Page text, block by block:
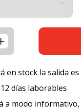
en stock la salida
días laborables
a modo